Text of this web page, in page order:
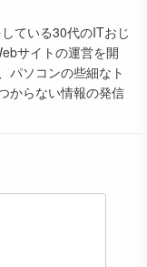
ている30代のITおじ
サイトの運営を開
パソコンの些細なト
からない情報の発信